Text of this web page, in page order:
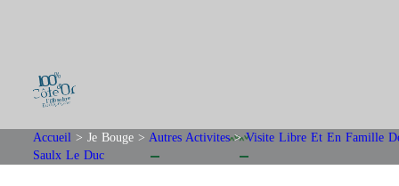
Accueil >Je Bouge >Autres Activites>Visite Libre Et En Famille
Saulx Le Duc